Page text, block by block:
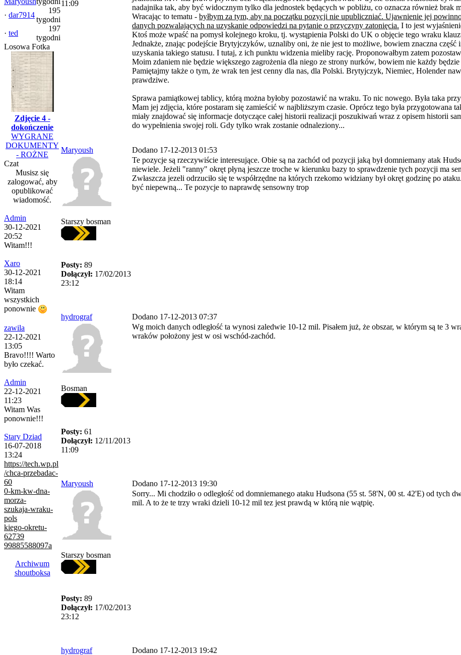
· dar7914
195
tygodni
· ted
197
tygodni
Losowa Fotka
Zdjęcie 4 -
dokończenie
WYGRANE
DOKUMENTY
- ROŻNE
Czat
Musisz się
zalogować, aby
opublikować
wiadomość.
Admin
30-12-2021
20:52
Witam!!!
Xaro
30-12-2021
18:14
Witam
wszystkich
ponownie
zawila
22-12-2021
13:05
Bravo!!!! Warto
było czekać.
Admin
22-12-2021
11:23
Witam Was
ponownie!!!
Stary Dziad
16-07-2018
13:24
https://tech.wp.pl
/chca-przebadac-
60
0-km-kw-dna-
morza-
szukaja-wraku-
pols
kiego-okretu-
62739
99885588097a
Archiwum
shoutboksa
11:09
nadajnika tak, aby być widocznym tylko dla jednostek będących w pobliżu, co oznacza również brak
Wracając to tematu - byłbym za tym, aby na początku pozycji nie upubliczniać. Ujawnienie jej
danych pozwalających na uzyskanie odpowiedzi na pytanie o przyczyny zatonięcia. I to jest
Ktoś może wpaść na pomysł kolejnego kroku, tj. wystąpienia Polski do UK o objęcie tego wraku
Jednakże, znając podejście Brytyjczyków, uznaliby oni, że nie jest to możliwe, bowiem znaczna
uzyskania takiego statusu. I tutaj, z ich punktu widzenia mieliby rację. Proponowałbym zatem
Moim zdaniem nie będzie większego zagrożenia dla niego ze strony nurków, bowiem nie każdy będzie
Pamiętajmy także o tym, że wrak ten jest cenny dla nas, dla Polski. Brytyjczyk, Niemiec, Holender
prawdziwe.
Sprawa pamiątkowej tablicy, którą można byłoby pozostawić na wraku. To nic nowego. Była taka
Mam jej zdjęcia, które postaram się zamieścić w najbliższym czasie. Oprócz tego była przygotowana
miały znajdować się informacje dotyczące całej historii realizacji poszukiwań wraz z opisem historii
do wypełnienia swojej roli. Gdy tylko wrak zostanie odnaleziony...
Maryoush Dodano 17-12-2013 01:53
Starszy bosman
Posty: 89
Dołączył: 17/02/2013
23:12
Te pozycje są rzeczywiście interesujące. Obie są na zachód od pozycji jaką był domniemany atak
niewiele. Jeżeli "ranny" okręt płyną jeszcze troche w kierunku bazy to sprawdzenie tych pozycji ma
Zwłaszcza jezeli odrzuciło się te współrzędne na których rzekomo widziany był okręt godzinę po
być niepewną... Te pozycje to naprawdę sensowny trop
hydrograf Dodano 17-12-2013 07:37
Bosman
Posty: 61
Dołączył: 12/11/2013
11:09
Wg moich danych odległość ta wynosi zaledwie 10-12 mil. Pisałem już, że obszar, w którym są te 3
wraków położony jest w osi wschód-zachód.
Maryoush Dodano 17-12-2013 19:30
Starszy bosman
Posty: 89
Dołączył: 17/02/2013
23:12
Sorry... Mi chodziło o odległość od domniemanego ataku Hudsona (55 st. 58'N, 00 st. 42'E) od tych
mil. A to że te trzy wraki dzieli 10-12 mil tez jest prawdą w którą nie wątpię.
hydrograf Dodano 17-12-2013 19:42